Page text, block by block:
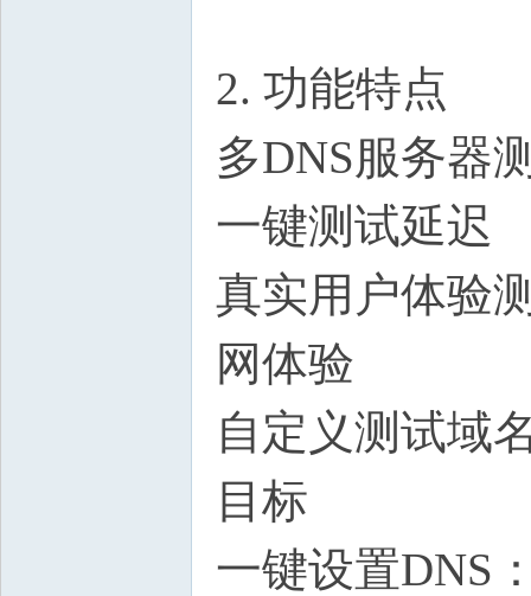
2. 功能特点
多DNS服务器
一键测试延迟
真实用户体验
网体验
自定义测试域
目标
一键设置DNS